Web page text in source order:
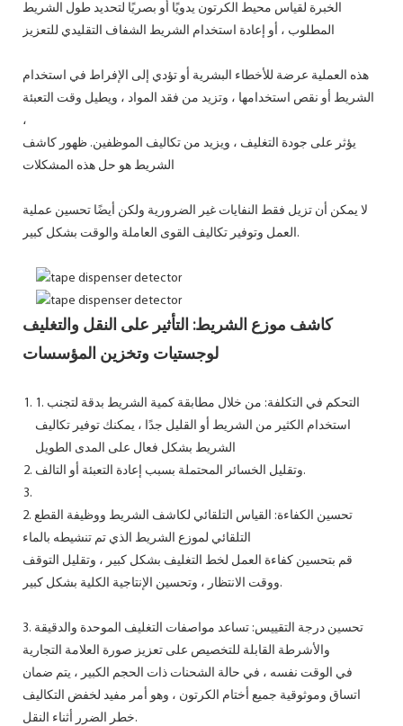
الخبرة لقياس محيط الكرتون يدويًا أو بصريًا لتحديد طول الشريط
هذه العملية عرضة للأخطاء البشرية أو تؤدي إلى الإفراط في استخدام
الشريط أو نقص استخدامها ، وتزيد من فقد المواد ، ويطيل وقت التعبئة
،
يؤثر على جودة التغليف ، ويزيد من تكاليف الموظفين. ظهور كاشف
لا يمكن أن تزيل فقط النفايات غير الضرورية ولكن أيضًا تحسين عملية
العمل وتوفير تكاليف القوى العاملة والوقت بشكل كبير.
كاشف موزع الشريط: التأثير على النقل والتغليف
لوجستيات وتخزين المؤسسات
1. التحكم في التكلفة: من خلال مطابقة كمية الشريط بدقة لتجنب
استخدام الكثير من الشريط أو القليل جدًا ، يمكنك توفير تكاليف
الشريط بشكل فعال على المدى الطويل
وتقليل الخسائر المحتملة بسبب إعادة التعبئة أو التالف.
2. تحسين الكفاءة: القياس التلقائي لكاشف الشريط ووظيفة القطع
قم بتحسين كفاءة العمل لخط التغليف بشكل كبير ، وتقليل التوقف
ووقت الانتظار ، وتحسين الإنتاجية الكلية بشكل كبير.
3. تحسين درجة التقييس: تساعد مواصفات التغليف الموحدة والدقيقة
في الوقت نفسه ، في حالة الشحنات ذات الحجم الكبير ، يتم ضمان
خطر الضرر أثناء النقل.